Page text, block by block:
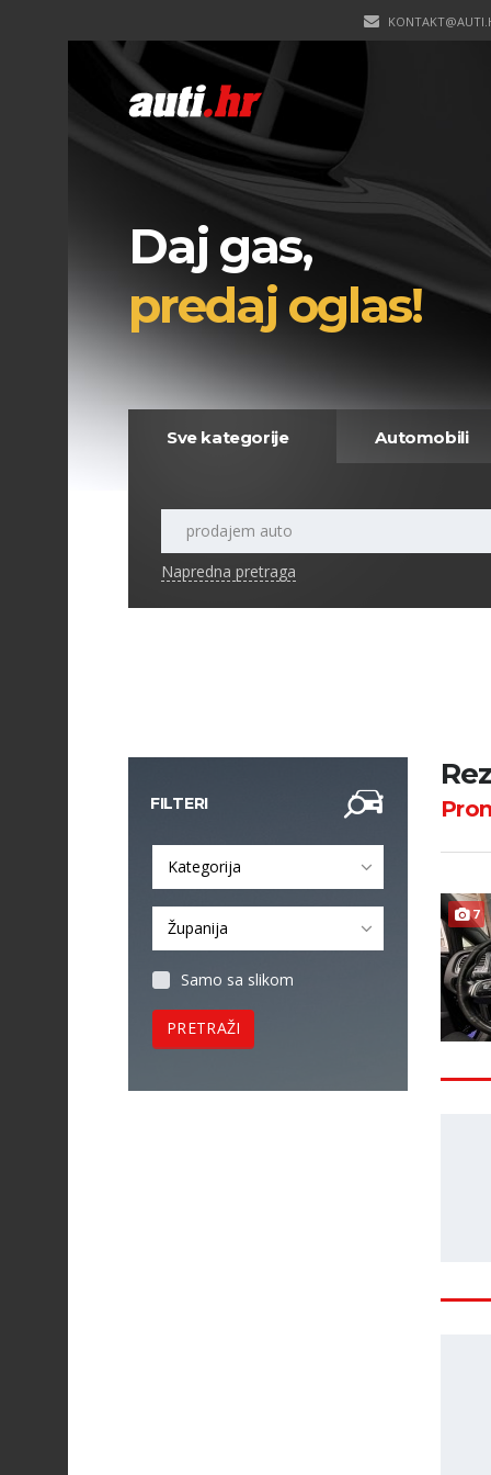
Daj gas,
predaj oglas!
Sve kategorije Automobili
Napredna pretraga
FILTERI
Kategorija
Županija
Samo sa slikom
PRETRAŽI
7